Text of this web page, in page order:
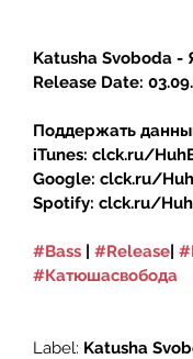
Katusha Svoboda -
Release Date:
Поддержать
iTunes: clck.ru/
Google: clck.ru/
Spotify: clck.ru/
#Bass #Release
#Катюшасвобода
Label: Katusha